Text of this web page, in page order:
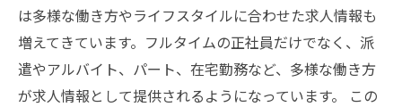
は多様な働き方やライフスタイルに合わせた求人情報も
増えてきています。フルタイムの正社員だけでなく、派
遣やアルバイト、パート、在宅勤務など、多様な働き方
が求人情報として提供されるようになっています。 この